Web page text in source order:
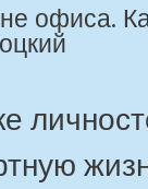
офиса.